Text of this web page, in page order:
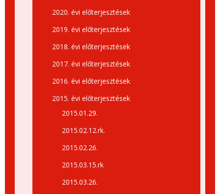
2020. évi előterjesztések
2019. évi előterjesztések
2018. évi előterjesztések
2017. évi előterjesztések
2016. évi előterjesztések
2015. évi előterjesztések
2015.01.29.
2015.02.12.rk.
2015.02.26.
2015.03.15.rk
2015.03.26.